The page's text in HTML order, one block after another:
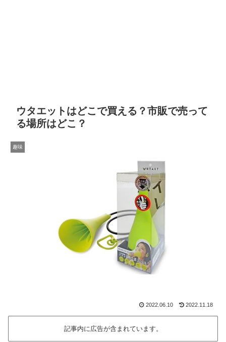
ウタエットはどこで買える？市販で売って
る場所はどこ？
趣味
2022.06.10 2022.11.18
記事内に広告が含まれています。